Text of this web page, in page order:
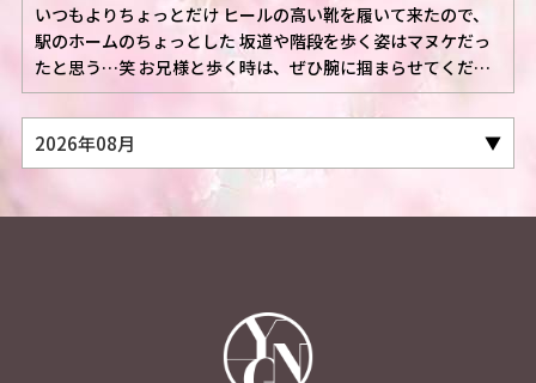
いつもよりちょっとだけ ヒールの高い靴を履いて来たので、
駅のホームのちょっとした 坂道や階段を歩く姿はマヌケだっ
たと思う…笑 お兄様と歩く時は、ぜひ腕に掴まらせてくだ
さ…